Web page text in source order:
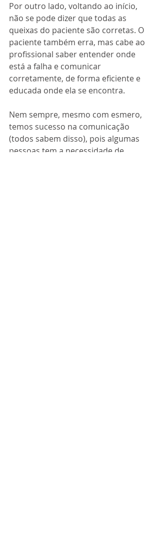
Por outro lado, voltando ao início,
não se pode dizer que todas as
queixas do paciente são corretas. O
paciente também erra, mas cabe ao
profissional saber entender onde
está a falha e comunicar
corretamente, de forma eficiente e
educada onde ela se encontra.
Nem sempre, mesmo com esmero,
temos sucesso na comunicação
(todos sabem disso), pois algumas
pessoas tem a necessidade de